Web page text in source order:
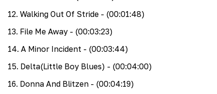
12. Walking Out Of Stride - (00:01:48)
13. File Me Away - (00:03:23)
14. A Minor Incident - (00:03:44)
15. Delta(Little Boy Blues) - (00:04:00)
16. Donna And Blitzen - (00:04:19)